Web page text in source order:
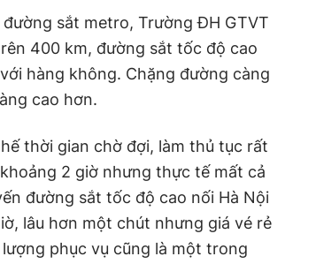
sắt metro, Trường ĐH GTVT
400 km, đường sắt tốc độ cao
hàng không. Chặng đường càng
cao hơn.
thời gian chờ đợi, làm thủ tục rất
2 giờ nhưng thực tế mất cả
đường sắt tốc độ cao nối Hà Nội
lâu hơn một chút nhưng giá vé rẻ
phục vụ cũng là một trong